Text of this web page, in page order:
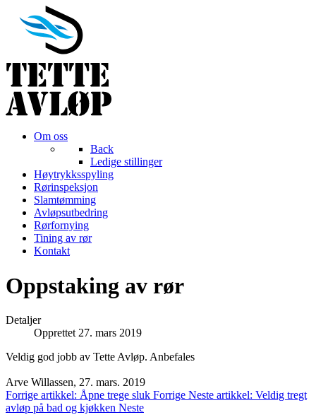
Om oss
Back
Ledige stillinger
Høytrykksspyling
Rørinspeksjon
Slamtømming
Avløpsutbedring
Rørfornying
Tining av rør
Kontakt
Oppstaking av rør
Detaljer
Opprettet 27. mars 2019
Veldig god jobb av Tette Avløp. Anbefales
Arve Willassen, 27. mars. 2019
Forrige artikkel: Åpne trege sluk Forrige Neste artikkel: Veldig tregt
avløp på bad og kjøkken Neste